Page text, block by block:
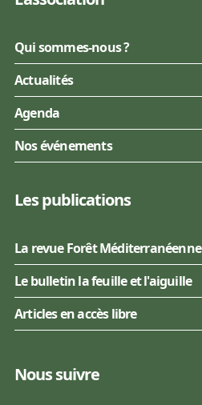
Qui sommes-nous ?
Actualités
Agenda
Nos événements
Les publications
La revue Forêt Méditerranéenne
Le bulletin la feuille et l'aiguille
Articles en accès libre
Nous suivre